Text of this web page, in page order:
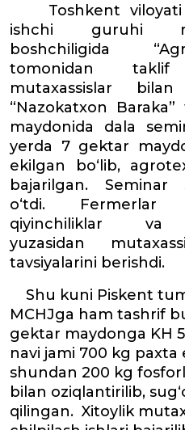
Toshkent viloyati
ishchi guruhi
boshchiligida
tomonidan
mutaxassislar
“Nazokatxon
maydonida dala
yerda 7 gektar
ekilgan bo‘lib,
bajarilgan. Seminar
o‘tdi. Fermerlar
qiyinchiliklar va
yuzasidan
tavsiyalarini berishdi.
Shu kuni Piskent
MCHJga ham tashrif
gektar maydonga KH
navi jami 700 kg paxta
shundan 200 kg
bilan oziqlantirilib,
qilingan. Xitoylik